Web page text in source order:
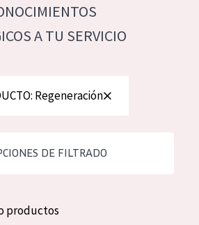
A TU SERVICIO
Regeneración
DE FILTRADO
productos